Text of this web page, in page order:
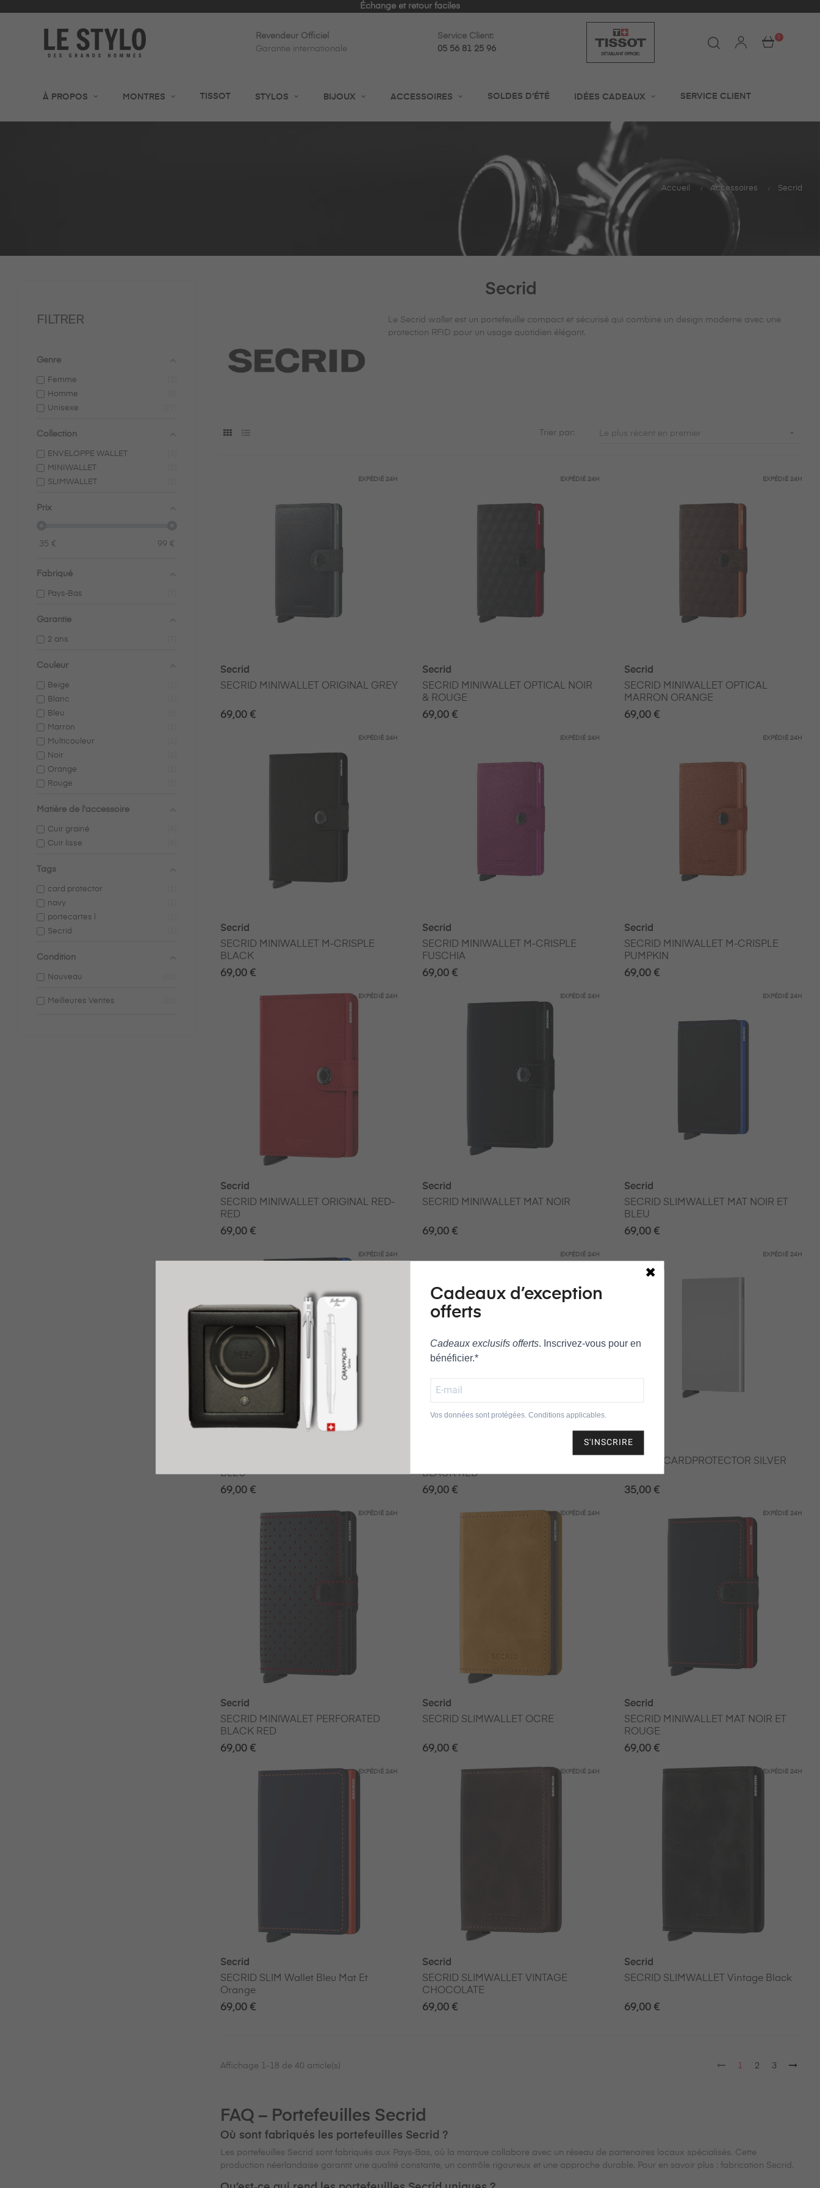
Expédition rapide en 24h
Revendeur Officiel
Garantie internationale
Service Client:
05 56 81 25 96
0
À PROPOS MONTRES TISSOT STYLOS BIJOUX ACCESSOIRES SOLDES D'ÉTÉ IDÉES CADEAUX SERVICE CLIENT
Accueil Accessoires Secrid
FILTRER
Genre
Femme
Homme
Unisexe
Collection
ENVELOPPE WALLET
MINIWALLET
SLIMWALLET
Prix
35 € 99 €
Fabriqué
Pays‑Bas
Garantie
2 ans
Couleur
Beige
Blanc
Bleu
Marron
Multicouleur
Noir
Orange
Rouge
Matière de l'accessoire
Cuir grainé
Cuir lisse
Tags
card protector
navy
portecartes l
Secrid
Condition
Nouveau
Meilleures Ventes
Secrid
Le Secrid wallet est un portefeuille compact et sécurisé qui combine un design moderne avec une
protection RFID pour un usage quotidien élégant.
Trier par: Le plus récent en premier 
EXPÉDIÉ24H
Secrid
SECRID MINIWALLET ORIGINAL GREY
69,00 €
EXPÉDIÉ 24H
Secrid
SECRID MINIWALLET OPTICAL NOIR
& ROUGE
69,00 €
EXPÉDIÉ24H
Secrid
SECRID MINIWALLET OPTICAL
MARRON ORANGE
69,00 €
EXPÉDIÉ24H
Secrid
SECRID MINIWALLET M-CRISPLE
BLACK
69,00 €
EXPÉDIÉ 24H
Secrid
SECRID MINIWALLET M-CRISPLE
FUSCHIA
69,00 €
EXPÉDIÉ24H
Secrid
SECRID MINIWALLET M-CRISPLE
PUMPKIN
69,00 €
EXPÉDIÉ24H
Secrid
SECRID MINIWALLET ORIGINAL RED-
RED
69,00 €
EXPÉDIÉ 24H
Secrid
SECRID MINIWALLET MAT NOIR
69,00 €
EXPÉDIÉ24H
Secrid
SECRID SLIMWALLET MAT NOIR ET
BLEU
69,00 €
EXPÉDIÉ24H
BLEU
69,00 €
EXPÉDIÉ 24H
BLACK RED
69,00 €
EXPÉDIÉ24H
Secrid
SECRID CARDPROTECTOR SILVER
35,00 €
EXPÉDIÉ24H
Secrid
SECRID MINIWALET PERFORATED
BLACK RED
69,00 €
EXPÉDIÉ 24H
Secrid
SECRID SLIMWALLET OCRE
69,00 €
EXPÉDIÉ24H
Secrid
SECRID MINIWALLET MAT NOIR ET
ROUGE
69,00 €
EXPÉDIÉ24H
Secrid
SECRID SLIM Wallet Bleu Mat Et
Orange
69,00 €
EXPÉDIÉ 24H
Secrid
SECRID SLIMWALLET VINTAGE
CHOCOLATE
69,00 €
EXPÉDIÉ24H
Secrid
SECRID SLIMWALLET Vintage Black
69,00 €
Affichage 1-18 de 40 article(s) 1 2 3
FAQ – Portefeuilles Secrid
Où sont fabriqués les portefeuilles Secrid ?
Les portefeuilles Secrid sont fabriqués aux Pays‑Bas, où la marque collabore avec un réseau de partenaires locaux spécialisés. Cette
production néerlandaise garantit une qualité constante, un contrôle rigoureux et une approche durable. Pour en savoir plus : fabrication Secrid.
Cadeaux d’exception
offerts
Cadeaux exclusifs offerts. Inscrivez‑vous pour en
bénéficier.*
Vos données sont protégées. Conditions applicables.
S'INSCRIRE